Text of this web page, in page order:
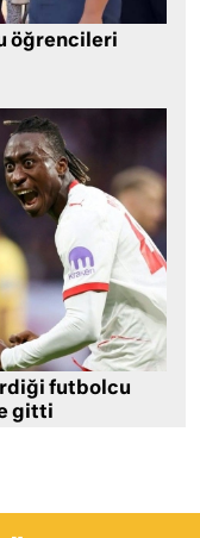
öğrencileri
futbolcu
gitti